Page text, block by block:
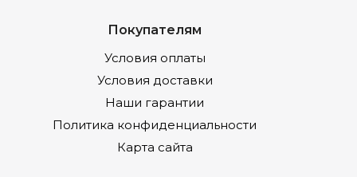
Покупателям
Условия оплаты
Условия доставки
Наши гарантии
Политика конфиденциальности
Карта сайта